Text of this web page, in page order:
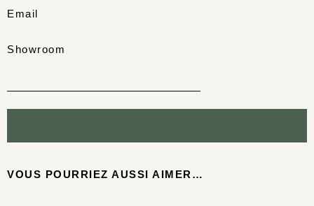
Email
Showroom
VOUS POURRIEZ AUSSI AIMER…